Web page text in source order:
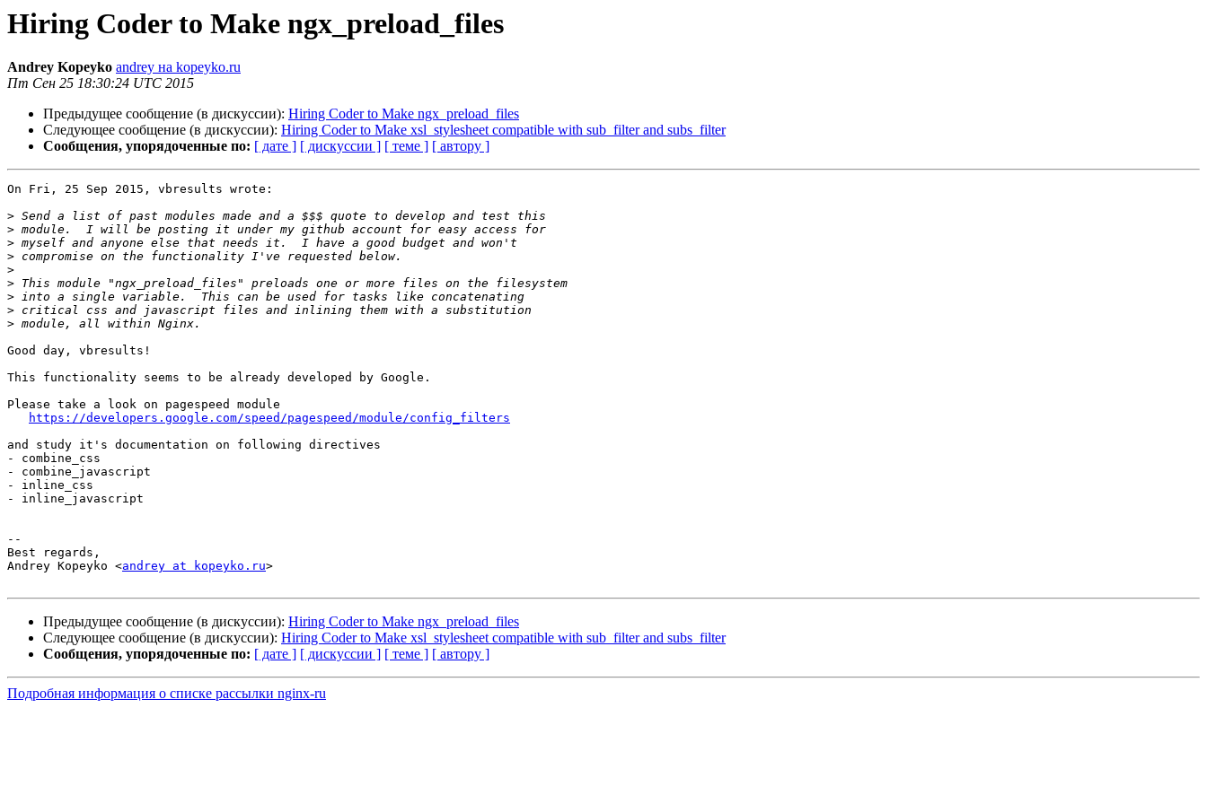
Hiring Coder to Make ngx_preload_files
Andrey Kopeyko andrey на kopeyko.ru
Пт Сен 25 18:30:24 UTC 2015
Предыдущее сообщение (в дискуссии): Hiring Coder to Make ngx_preload_files
Следующее сообщение (в дискуссии): Hiring Coder to Make xsl_stylesheet compatible with sub_filter and subs_filter
Сообщения, упорядоченные по: [ дате ] [ дискуссии ] [ теме ] [ автору ]
On Fri, 25 Sep 2015, vbresults wrote:
>
>
>
>
>
>
>
>
>
Good day, vbresults!
This functionality seems to be already developed by Google.
Please take a look on pagespeed module
https://developers.google.com/speed/pagespeed/module/config_filters
and study it's documentation on following directives
- combine_css
- combine_javascript
- inline_css
- inline_javascript
--
Best regards,
Andrey Kopeyko <andrey at kopeyko.ru>
Предыдущее сообщение (в дискуссии): Hiring Coder to Make ngx_preload_files
Следующее сообщение (в дискуссии): Hiring Coder to Make xsl_stylesheet compatible with sub_filter and subs_filter
Сообщения, упорядоченные по: [ дате ] [ дискуссии ] [ теме ] [ автору ]
Подробная информация о списке рассылки nginx-ru